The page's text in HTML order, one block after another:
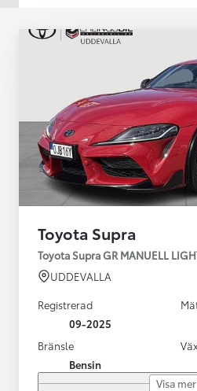
Toyota Supra
Toyota Supra GR MANUELL
UDDEVALLA
Registrerad
09-2025
Bränsle
Bensin
Visa mer